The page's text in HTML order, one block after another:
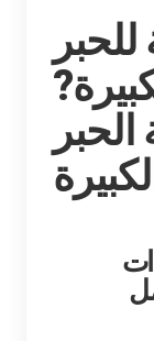
الحبر